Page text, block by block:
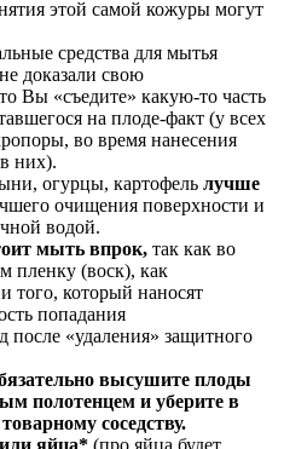
этой самой кожуры могут
средства для мытья
доказали свою
Вы «съедите» какую-то часть
на плоде-факт (у всех
во время нанесения
в них).
огурцы, картофель лучше
очищения поверхности и
водой.
мыть впрок, так как во
пленку (воск), как
того, который наносят
попадания
после «удаления» защитного
высушите плоды
полотенцем и уберите в
соседству.
яйца* (про яйца будет